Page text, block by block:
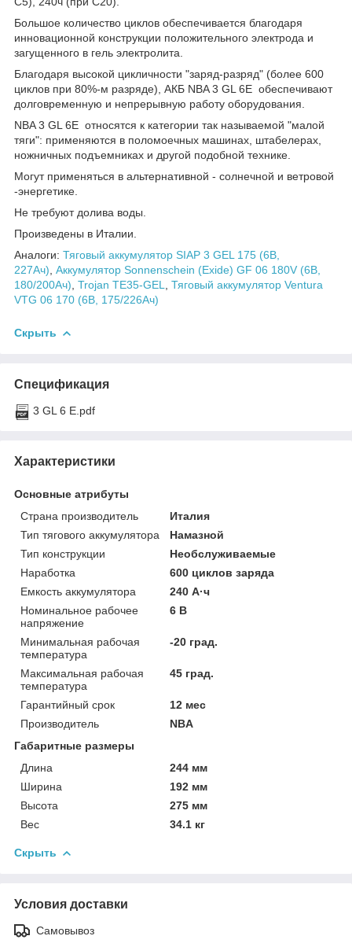
Большое количество циклов обеспечивается благодаря
инновационной конструкции положительного электрода и
загущенного в гель электролита.
Благодаря высокой цикличности "заряд-разряд" (более 600
циклов при 80%-м разряде), АКБ NBA 3 GL 6E обеспечивают
долговременную и непрерывную работу оборудования.
NBA 3 GL 6E относятся к категории так называемой "малой
тяги": применяются в поломоечных машинах, штабелерах,
ножничных подъемниках и другой подобной технике.
Могут применяться в альтернативной - солнечной и ветровой
-энергетике.
Не требуют долива воды.
Произведены в Италии.
Аналоги: Тяговый аккумулятор SIAP 3 GEL 175 (6В,
227Ач) Аккумулятор Sonnenschein (Exide) GF 06 180V (6В,
180/200Ач) Trojan TE35-GEL
Тяговый аккумулятор Ventura
VTG 06 170 (6В, 175/226Ач)
Скрыть
Спецификация
3 GL 6 E.pdf
Характеристики
Основные атрибуты
Страна производитель
Италия
Тип тягового аккумулятора
Намазной
Тип конструкции
Необслуживаемые
Наработка
600 циклов заряда
Емкость аккумулятора
240 А·ч
Номинальное рабочее
напряжение
6 В
Минимальная рабочая
температура
-20 град.
Максимальная рабочая
температура
45 град.
Гарантийный срок
12 мес
Производитель
NBA
Габаритные размеры
Длина
244 мм
Ширина
192 мм
Высота
275 мм
Вес
34.1 кг
Скрыть
Условия доставки
Самовывоз